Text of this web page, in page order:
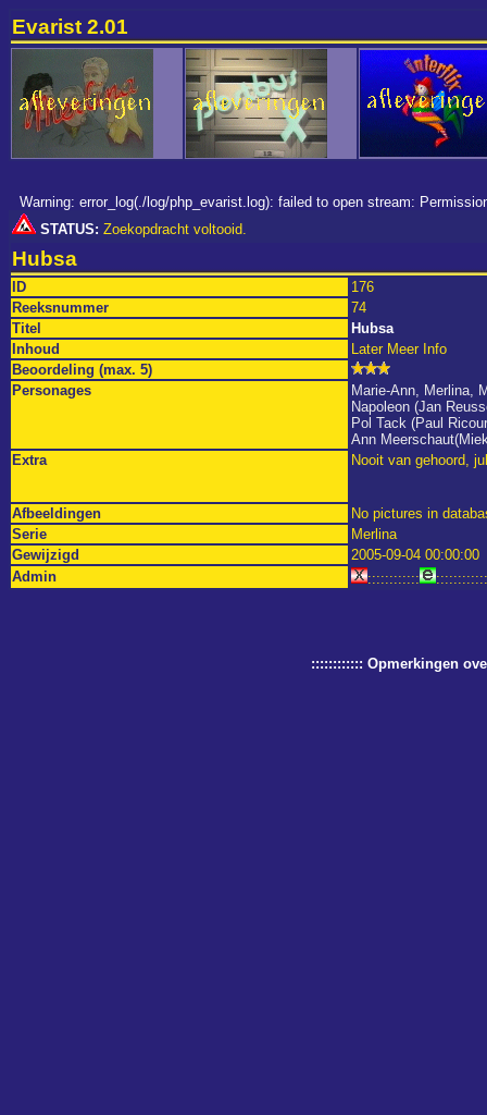
Evarist 2.01
Warning: error_log(./log/php_evarist.log): failed to open stream:
STATUS: Zoekopdracht voltooid.
Hubsa
ID
176
Reeksnummer
74
Titel
Hubsa
Inhoud
Later Meer Info
Beoordeling (max. 5)
Personages
Marie-Ann, Merlina,
Napoleon (Jan
Pol Tack (Paul
Ann
Extra
Nooit van gehoord,
Afbeeldingen
No pictures in
Serie
Merlina
Gewijzigd
2005-09-04 00:00:00
Admin
:::::::::::: ::::::::::::
:::::::::::: Opmerkingen